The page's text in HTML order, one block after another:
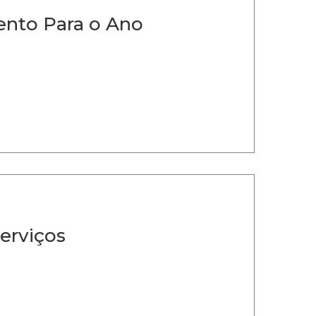
Para o Ano